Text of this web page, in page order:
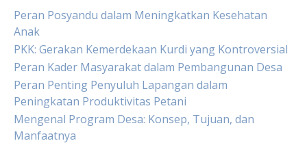
Peran Posyandu dalam Meningkatkan Kesehatan
Anak
PKK: Gerakan Kemerdekaan Kurdi yang Kontroversial
Peran Kader Masyarakat dalam Pembangunan Desa
Peran Penting Penyuluh Lapangan dalam
Peningkatan Produktivitas Petani
Mengenal Program Desa: Konsep, Tujuan, dan
Manfaatnya